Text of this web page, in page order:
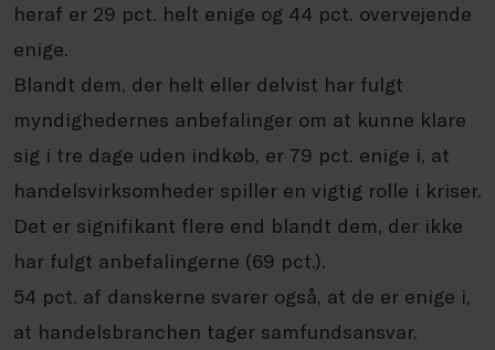
heraf er 29 pct. helt enige og 44 pct. overvejende
enige.
Blandt dem, der helt eller delvist har fulgt
myndighedernes anbefalinger om at kunne klare
sig i tre dage uden indkøb, er 79 pct. enige i, at
handelsvirksomheder spiller en vigtig rolle i kriser.
Det er signifikant flere end blandt dem, der ikke
har fulgt anbefalingerne (69 pct.).
54 pct. af danskerne svarer også, at de er enige i,
at handelsbranchen tager samfundsansvar.